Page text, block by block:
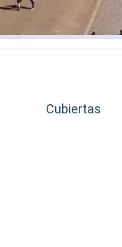
Cubiertas